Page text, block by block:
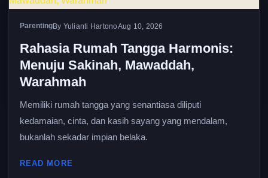
ParentingBy Yulianti HartonoAug 10, 2026
Rahasia Rumah Tangga Harmonis:
Menuju Sakinah, Mawaddah,
Warahmah
Memiliki rumah tangga yang senantiasa diliputi
kedamaian, cinta, dan kasih sayang yang mendalam,
bukanlah sekadar impian belaka.
READ MORE